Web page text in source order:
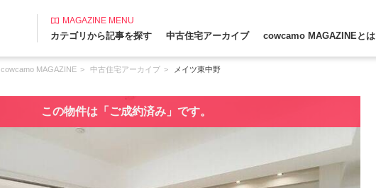
MAGAZINE MENU
カテゴリから記事を探す 中古住宅アーカイブ cowcamo MAGAZINEとは
cowcamo MAGAZINE 中古住宅アーカイブ メイツ東中野
この物件は「ご成約済み」です。